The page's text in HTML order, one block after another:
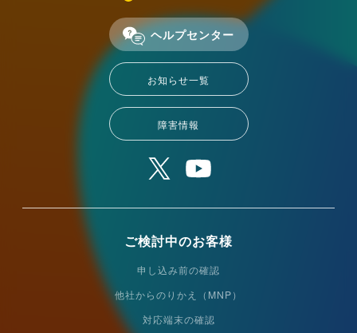
ヘルプセンター
お知らせ一覧
障害情報
ご検討中のお客様
申し込み前の確認
他社からのりかえ（MNP）
対応端末の確認